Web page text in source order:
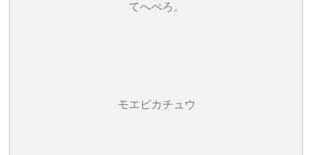
てへぺろ。
モエピカチュウ